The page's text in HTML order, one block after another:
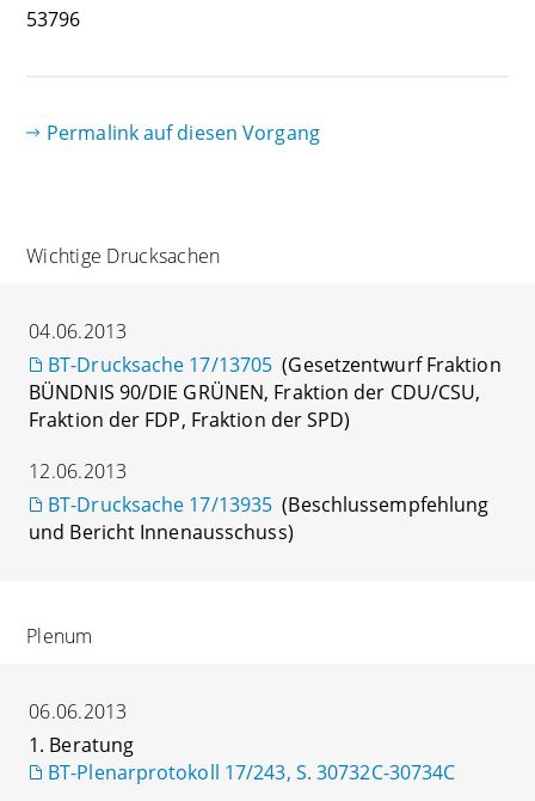
53796
Permalink auf diesen Vorgang
Wichtige Drucksachen
04.06.2013
BT-Drucksache 17/13705 (Gesetzentwurf Fraktion
BÜNDNIS 90/DIE GRÜNEN, Fraktion der CDU/CSU,
Fraktion der FDP, Fraktion der SPD)
12.06.2013
BT-Drucksache 17/13935 (Beschlussempfehlung
und Bericht Innenausschuss)
Plenum
06.06.2013
1. Beratung
BT-Plenarprotokoll 17/243, S. 30732C-30734C